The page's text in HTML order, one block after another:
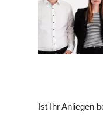
Ist Ihr Anliegen